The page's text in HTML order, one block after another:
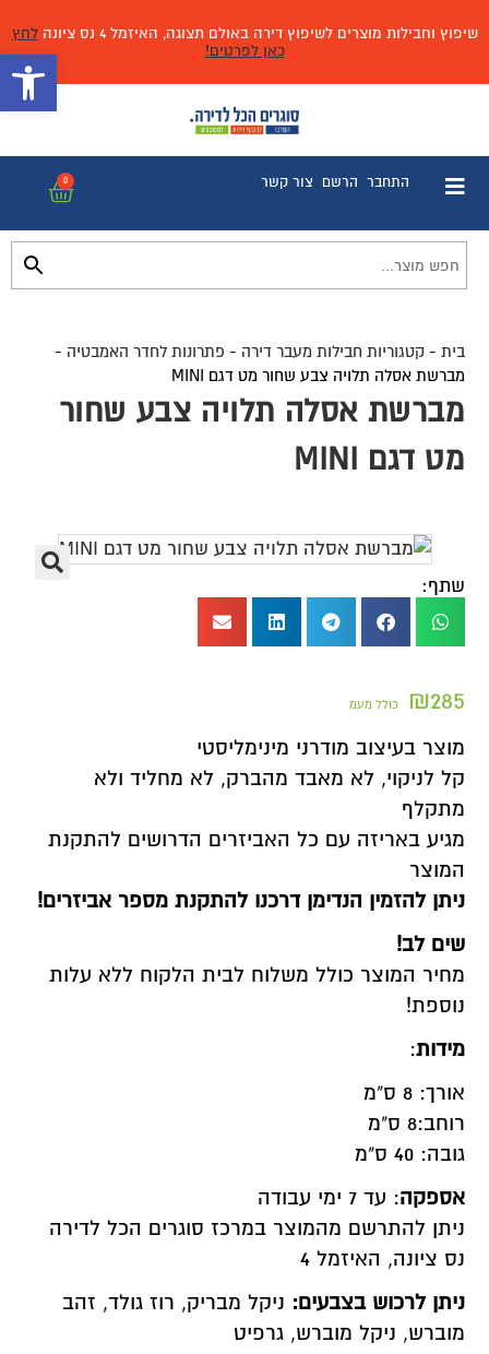
שיפוץ וחבילות מוצרים לשיפוץ דירה באולם תצוגה, האיזמל 4 נס ציונה
לחץ
כאן לפרטים!
התחבר הרשם צור קשר 0
בית -קטגוריות חבילות מעבר דירה - פתרונות לחדר האמבטיה -
מברשת אסלה תלויה צבע שחור מט דגם MINI
מברשת אסלה תלויה צבע שחור
מט דגם MINI
שתף:
₪285 כולל מעמ
מוצר בעיצוב מודרני מינימליסטי
קל לניקוי, לא מאבד מהברק, לא מחליד ולא
מתקלף
מגיע באריזה עם כל האביזרים הדרושים להתקנת
המוצר
ניתן להזמין הנדימן דרכנו להתקנת מספר אביזרים!
שים לב!
מחיר המוצר כולל משלוח לבית הלקוח ללא עלות
נוספת!
מידות:
אורך: 8 ס"מ
רוחב:8 ס"מ
גובה: 40 ס"מ
אספקה: עד 7 ימי עבודה
ניתן להתרשם מהמוצר במרכז סוגרים הכל לדירה
נס ציונה, האיזמל 4
ניתן לרכוש בצבעים: ניקל מבריק, רוז גולד, זהב
מוברש, ניקל מוברש, גרפיט